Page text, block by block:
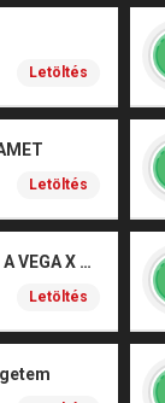
Letöltés
Letöltés
KOWALSKY MEG A VEGA X SZEBÉNYI DANI – CSÓNAK
Letöltés